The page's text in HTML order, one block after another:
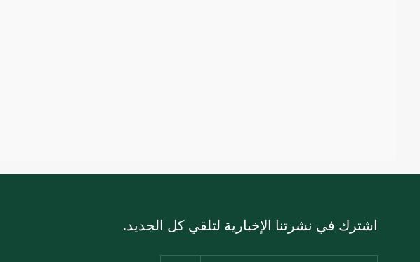
اشترك في نشرتنا الإخبارية لتلقي كل الجديد.